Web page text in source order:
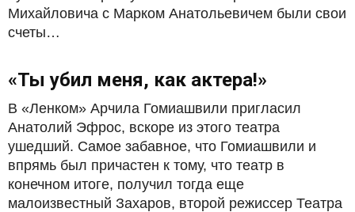
Михайловича с Марком Анатольевичем были свои
счеты…
«Ты убил меня, как актера!»
В «Ленком» Арчила Гомиашвили пригласил
Анатолий Эфрос, вскоре из этого театра
ушедший. Самое забавное, что Гомиашвили и
впрямь был причастен к тому, что театр в
конечном итоге, получил тогда еще
малоизвестный Захаров, второй режиссер Театра